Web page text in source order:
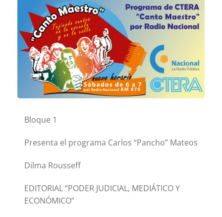
Bloque 1
Presenta el programa Carlos “Pancho” Mateos
Dilma Rousseff
EDITORIAL “PODER JUDICIAL, MEDIÁTICO Y
ECONÓMICO”